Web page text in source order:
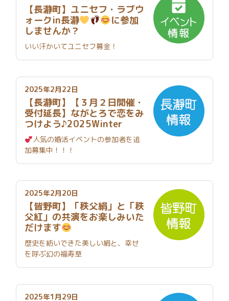
【長瀞町】ユニセフ・ラブウ
ォークin長瀞
に参加
しませんか？
いい汗かいてユニセフ募金！
2025年2月22日
【長瀞町】【３月２日開催・
受付延長】ながとろで恋をみ
つけよう♪2025Winter
人気の婚活イベントの参加者を追
加募集中！！！
2025年2月20日
【皆野町】「秩父絹」と「秩
父紅」の共演をお楽しみいた
だけます
歴史を紡いできた美しい絹と、幸せ
を呼ぶ幻の福寿草
2025年1月29日